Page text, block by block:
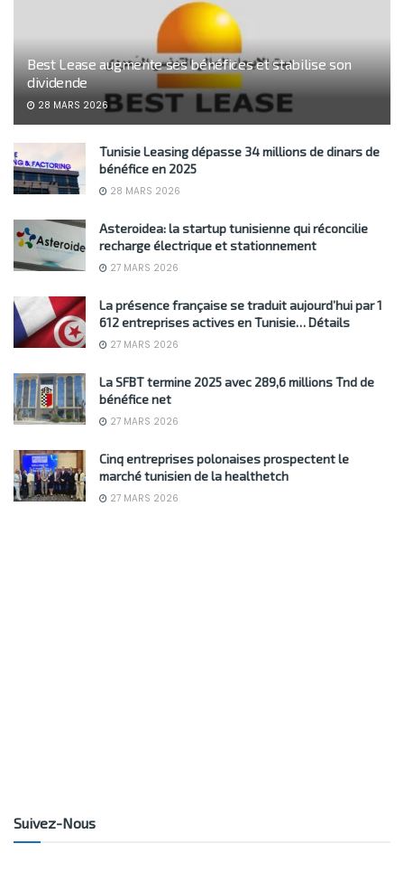
Best Lease augmente ses bénéfices et stabilise son
dividende
28 MARS 2026
Tunisie Leasing dépasse 34 millions de dinars de
bénéfice en 2025
28 MARS 2026
Asteroidea: la startup tunisienne qui réconcilie
recharge électrique et stationnement
27 MARS 2026
La présence française se traduit aujourd’hui par 1
612 entreprises actives en Tunisie… Détails
27 MARS 2026
La SFBT termine 2025 avec 289,6 millions Tnd de
bénéfice net
27 MARS 2026
Cinq entreprises polonaises prospectent le
marché tunisien de la healthetch
27 MARS 2026
Suivez-Nous